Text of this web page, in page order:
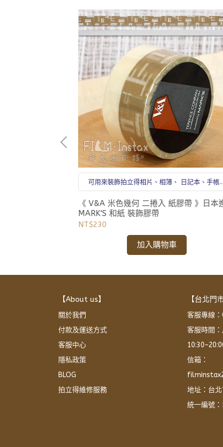
可用來裝飾拍立得相片、相簿、 日記本、手帳
卡片等處
《 V&A 米色幾何 二捲入 紙膠帶 》日本
MARK'S 和紙 裝飾膠帶
NT$230
加入購物車
【About us】
關於我們
付款及運送方式
客服中心
隱私政策
BLOG
拍立得維修服務
【台北門
客服專線
客服時間
信箱：
地址：台
統一編號